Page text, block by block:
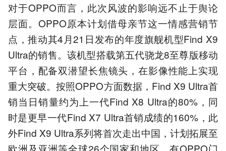
对于OPPO而言，此次风波的影响远不止于舆论
层面。OPPO原本计划借母亲节这一情感营销节
点，推动其4月21日发布的年度旗舰机型Find X9
Ultra的销售。该机型搭载第五代骁龙8至尊版移动
平台，配备双潜望长焦镜头，在影像性能上实现
重大突破。按照OPPO方面数据，Find X9 Ultra首
销当日销量约为上一代Find X8 Ultra的80%，同
时是更早一代Find X7 Ultra首销成绩的160%，此
外Find X9 Ultra系列将首次走出中国，计划拓展至